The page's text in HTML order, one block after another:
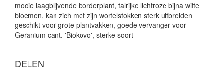
mooie laagblijvende borderplant, talrijke lichtroze bijna witte
bloemen, kan zich met zijn wortelstokken sterk uitbreiden,
geschikt voor grote plantvakken, goede vervanger voor
Geranium cant. 'Biokovo', sterke soort
DELEN